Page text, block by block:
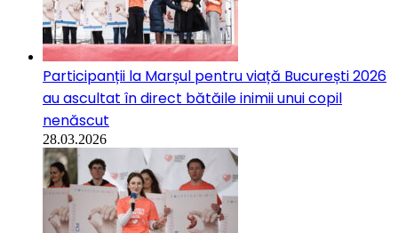
Participanții la Marșul pentru viață București 2026
au ascultat în direct bătăile inimii unui copil
nenăscut
28.03.2026